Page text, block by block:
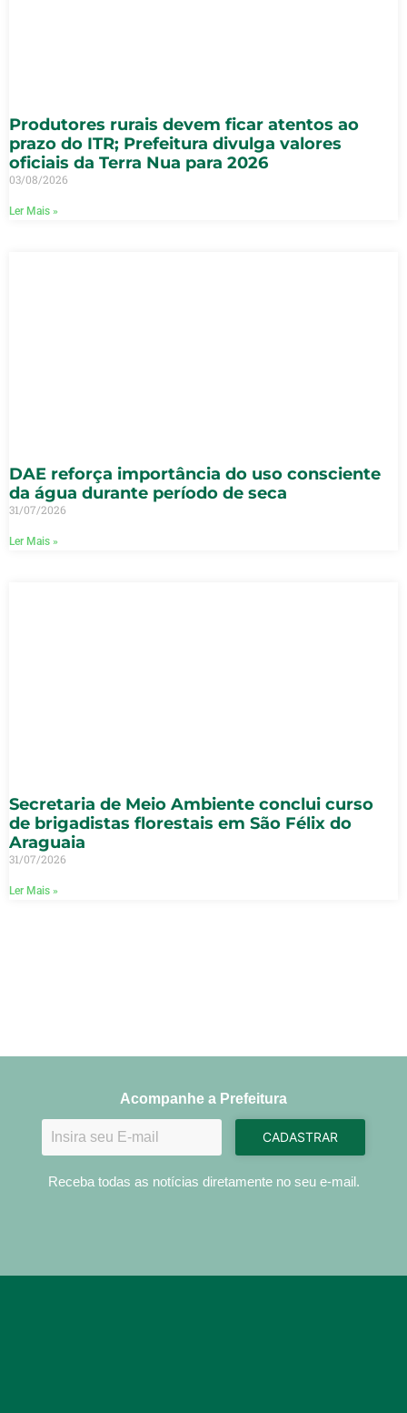
Produtores rurais devem ficar atentos ao
prazo do ITR; Prefeitura divulga valores
oficiais da Terra Nua para 2026
03/08/2026
Ler Mais »
DAE reforça importância do uso consciente
da água durante período de seca
31/07/2026
Ler Mais »
Secretaria de Meio Ambiente conclui curso
de brigadistas florestais em São Félix do
Araguaia
31/07/2026
Ler Mais »
Acompanhe a Prefeitura
CADASTRAR
Receba todas as notícias diretamente no seu e-mail.